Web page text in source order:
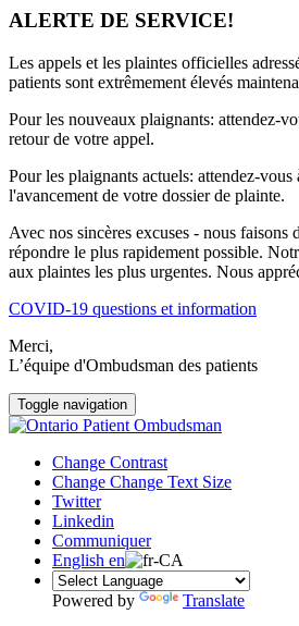
ALERTE DE SERVICE!
Les appels et les plaintes officielles
patients sont extrêmement élevés
Pour les nouveaux plaignants: attendez-
retour de votre appel.
Pour les plaignants actuels: attendez-vous
l'avancement de votre dossier de plainte.
Avec nos sincères excuses - nous faisons
répondre le plus rapidement possible.
aux plaintes les plus urgentes. Nous
COVID-19 questions et information
Merci,
L’équipe d'Ombudsman des patients
Toggle navigation
Change Contrast
Change Change Text Size
Twitter
Linkedin
Communiquer
English en
Powered by Translate